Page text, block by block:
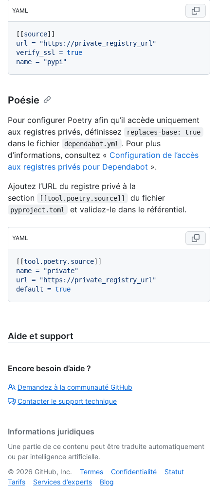
YAML
[[source
url
=
"https://private_registry_url"
verify_ssl
= true
name = "pypi"
Poésie
Pour configurer Poetry afin qu’il accède uniquement
aux registres privés, définissez
replaces-base: true
dans le fichier dependabot.yml
. Pour plus
d’informations, consultez « Configuration de l’accès
aux registres privés pour Dependabot ».
Ajoutez l’URL du registre privé à la
section
[[tool.poetry.source]] du fichier
pyproject.toml et validez-le dans le référentiel.
YAML
[[tool.poetry.source
name =
"private"
url
=
"https://private_registry_url"
default = true
Aide et support
Encore besoin d’aide ?
Demandez à la communauté GitHub
Contacter le support technique
Informations juridiques
Une partie de ce contenu peut être traduite automatiquement
ou par intelligence artificielle.
© 2026 GitHub, Inc. Termes Confidentialité
Statut
Tarifs
Services d’experts Blog